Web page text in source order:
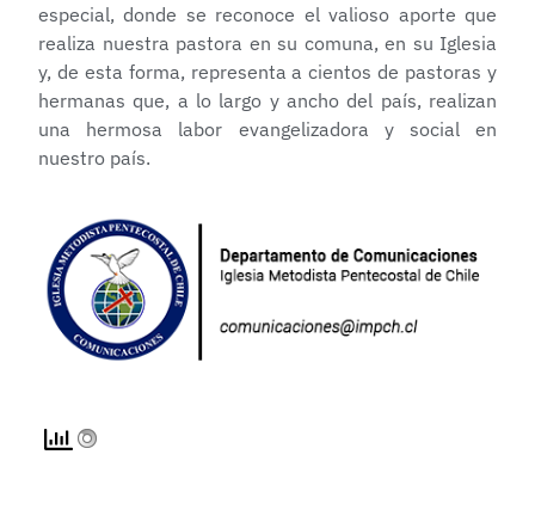
especial, donde se reconoce el valioso aporte que
realiza nuestra pastora en su comuna, en su Iglesia
y, de esta forma, representa a cientos de pastoras y
hermanas que, a lo largo y ancho del país, realizan
una hermosa labor evangelizadora y social en
nuestro país.